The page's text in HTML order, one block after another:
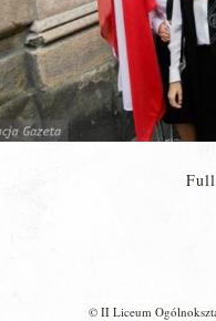
© II Liceum